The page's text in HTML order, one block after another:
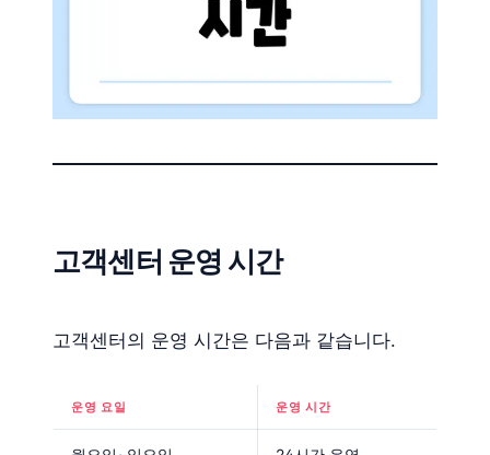
고객센터 운영 시간
고객센터의 운영 시간은 다음과 같습니다.
운영 요일 운영 시간